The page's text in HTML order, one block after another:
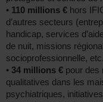
• 110 millions € hors
d’autres secteurs
handicap, services
de nuit, missions
socioprofessionnelle,
• 34 millions € pour des
qualitatives dans les
psychiatriques,